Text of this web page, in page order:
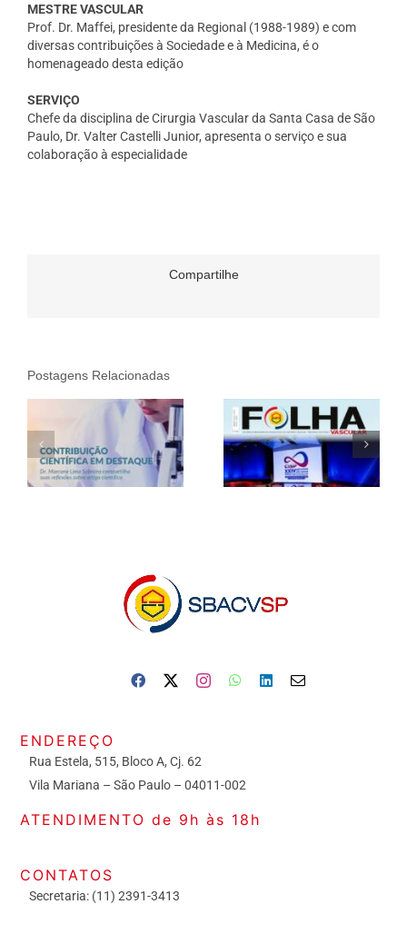
MESTRE VASCULAR
Prof. Dr. Maffei, presidente da Regional (1988-1989) e com
diversas contribuições à Sociedade e à Medicina, é o
homenageado desta edição
SERVIÇO
Chefe da disciplina de Cirurgia Vascular da Santa Casa de São
Paulo, Dr. Valter Castelli Junior, apresenta o serviço e sua
colaboração à especialidade
Compartilhe
Postagens Relacionadas
ENDEREÇO
Rua Estela, 515, Bloco A, Cj. 62
Vila Mariana – São Paulo – 04011-002
ATENDIMENTO de 9h às 18h
CONTATOS
Secretaria: (11) 2391-3413